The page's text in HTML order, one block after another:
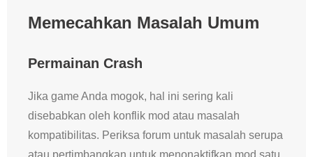
Memecahkan Masalah Umum
Permainan Crash
Jika game Anda mogok, hal ini sering kali
disebabkan oleh konflik mod atau masalah
kompatibilitas. Periksa forum untuk masalah serupa
atau pertimbangkan untuk menonaktifkan mod satu